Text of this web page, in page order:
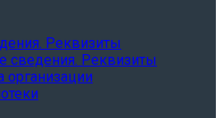
Реквизиты
сведения. Реквизиты
организации